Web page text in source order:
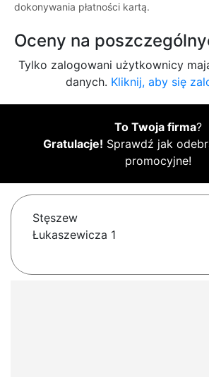
dokonywania płatności kartą.
Oceny na
Tylko zalogowani użytkownicy
danych. Kliknij, aby się
To Twoja firma?
Gratulacje! Sprawdź jak
promocyjne!
Stęszew
Łukaszewicza 1